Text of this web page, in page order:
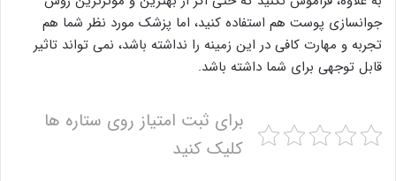
جوانسازی پوست هم استفاده کنید، اما پزشک مورد نظر شما هم
تجربه و مهارت کافی در این زمینه را نداشته باشد، نمی تواند تاثیر
قابل توجهی برای شما داشته باشد.
برای ثبت امتیاز روی ستاره ها
کلیک کنید